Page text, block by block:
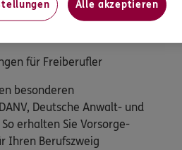
für Freiberufler
besonderen
Deutsche Anwalt- und
erhalten Sie Vorsorge-
Ihren Berufszweig
Alle akzeptieren